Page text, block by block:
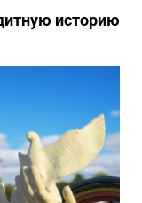
историю